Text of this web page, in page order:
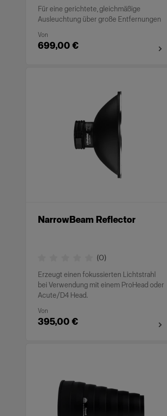
Für eine gerichtete, gleichmäßige
Ausleuchtung über große Entfernungen
Von
699,00 €
NarrowBeam Reflector
(0)
Erzeugt einen fokussierten Lichtstrahl
bei Verwendung mit einem ProHead oder
Acute/D4 Head.
Von
395,00 €